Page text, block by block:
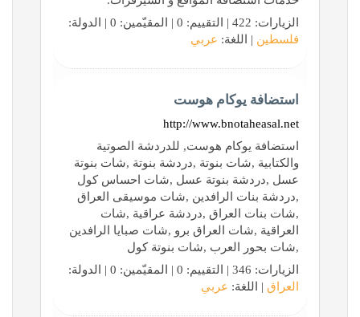
الزيارات: 422 | التقييم: 0 | المقيّمين: 0 | الدولة:
فلسطين | اللغة: عربي
استضافة يوكام هوست
http://www.bnotaheasal.net
استضافة يوكام هوست, للدردشة الصوتية
والكتابية ,شات بنوتة ,دردشة بنوتة ,شات بنوتة
عسل ,دردشة بنوتة عسل ,شات احساس كول
,دردشة بنات الرافدين ,شات موسيقى العراق
,شات بنات العراق ,دردشة عراقية ,شات
العراقية ,شات العراق برو ,شات صبايا الرافدين
,شات بحور العرب ,شات بنوتة كول
الزيارات: 346 | التقييم: 0 | المقيّمين: 0 | الدولة:
العراق | اللغة: عربي